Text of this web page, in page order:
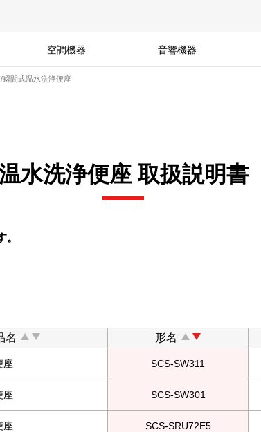
空調機器 音響機器
間式温水洗浄便座
水洗浄便座 取扱説明書
名 形名
座 SCS-SW311
座 SCS-SW301
座 SCS-SRU72E5